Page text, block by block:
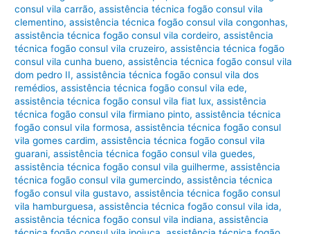
consul vila carrão,assistência técnica fogão consul vila
clementino,assistência técnica fogão consul vila congonhas,
assistência técnica fogão consul vila cordeiro,assistência
técnica fogão consul vila cruzeiro,assistência técnica fogão
consul vila cunha bueno,assistência técnica fogão consul vila
dom pedro II,assistência técnica fogão consul vila dos
remédios,assistência técnica fogão consul vila ede,
assistência técnica fogão consul vila fiat lux,assistência
técnica fogão consul vila firmiano pinto,assistência técnica
fogão consul vila formosa,assistência técnica fogão consul
vila gomes cardim,assistência técnica fogão consul vila
guarani,assistência técnica fogão consul vila guedes,
assistência técnica fogão consul vila guilherme,assistência
técnica fogão consul vila gumercindo,assistência técnica
fogão consul vila gustavo,assistência técnica fogão consul
vila hamburguesa,assistência técnica fogão consul vila ida,
assistência técnica fogão consul vila indiana,assistência